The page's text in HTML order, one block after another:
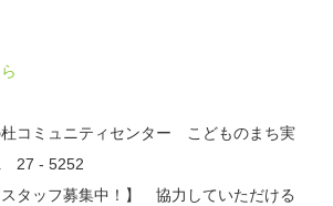
杜コミュニティセンター こどものまち実
27 - 5252
スタッフ募集中！】 協力していただける